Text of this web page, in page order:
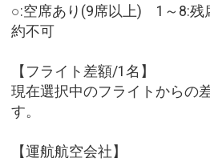
○:空席あり(9席以上) 1～8:
約不可
【フライト差額/1名】
現在選択中のフライトからの
す。
【運航航空会社】